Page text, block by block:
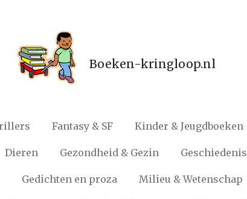
Boeken-kringloop.nl
Fantasy & SF Kinder & Jeugdboeken
Dieren Gezondheid & Gezin Geschiedenis
Gedichten en proza Milieu & Wetenschap